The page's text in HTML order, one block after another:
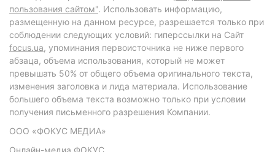
пользования сайтом". Использовать информацию,
размещенную на данном ресурсе, разрешается только при
соблюдении следующих условий: гиперссылки на Сайт
focus.ua, упоминания первоисточника не ниже первого
абзаца, объема использования, который не может
превышать 50% от общего объема оригинального текста,
изменения заголовка и лида материала. Использование
большего объема текста возможно только при условии
получения письменного разрешения Компании.
ООО «ФОКУС МЕДИА»
Онлайн-медиа ФОКУС